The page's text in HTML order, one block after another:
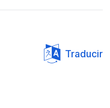
Traducir